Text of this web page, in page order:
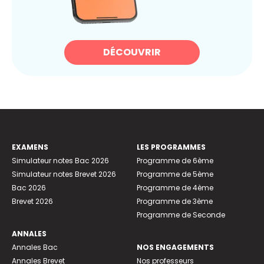
DÉCOUVRIR
EXAMENS
Simulateur notes Bac 2026
Simulateur notes Brevet 2026
Bac 2026
Brevet 2026
ANNALES
Annales Bac
Annales Brevet
LES PROGRAMMES
Programme de 6ème
Programme de 5ème
Programme de 4ème
Programme de 3ème
Programme de Seconde
NOS ENGAGEMENTS
Nos professeurs